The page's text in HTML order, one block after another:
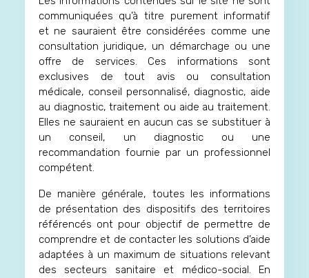
communiquées qu’à titre purement informatif
et ne sauraient être considérées comme une
consultation juridique, un démarchage ou une
offre de services. Ces informations sont
exclusives de tout avis ou consultation
médicale, conseil personnalisé, diagnostic, aide
au diagnostic, traitement ou aide au traitement.
Elles ne sauraient en aucun cas se substituer à
un conseil, un diagnostic ou une
recommandation fournie par un professionnel
compétent.
De manière générale, toutes les informations
de présentation des dispositifs des territoires
référencés ont pour objectif de permettre de
comprendre et de contacter les solutions d’aide
adaptées à un maximum de situations relevant
des secteurs sanitaire et médico-social. En